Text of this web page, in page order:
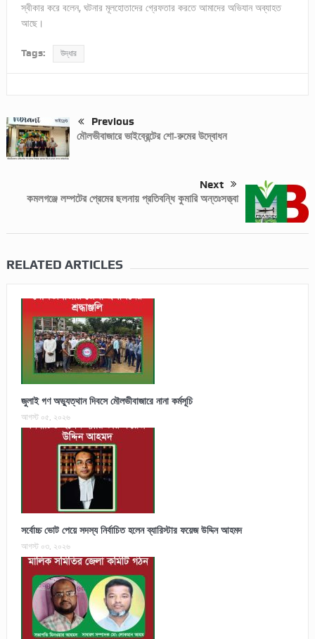
স্বীকার করে বলেন, ঘটনার মূলহোতাদের গ্রেফতার করতে আমাদের অভিযান অব্যাহত
আছে।
Tags: উদ্ধার
Previous
মৌলভীবাজারে ভাইব্রেন্টের শো-রুমের উদ্বোধন
Next
কমলগঞ্জে লম্পটের প্রেমের ছলনায় প্রতিবন্ধি কুমারি অন্তঃসত্ত্বা
RELATED ARTICLES
জুলাই গণ অভ্যুত্থান দিবসে মৌলভীবাজারে নানা কর্মসূচি
আগস্ট ০৫, ২০২৬
সর্বোচ্চ ভোট পেয়ে সদস্য নির্বাচিত হলেন ব্যারিস্টার ফয়েজ উদ্দিন আহমদ
আগস্ট ০৩, ২০২৬